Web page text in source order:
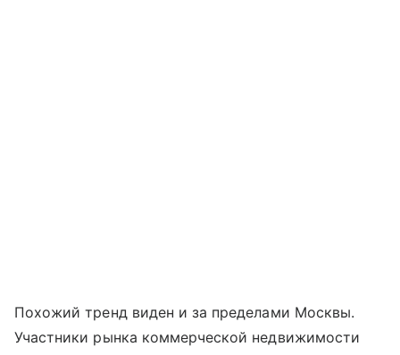
Похожий тренд виден и за пределами Москвы.
Участники рынка коммерческой недвижимости